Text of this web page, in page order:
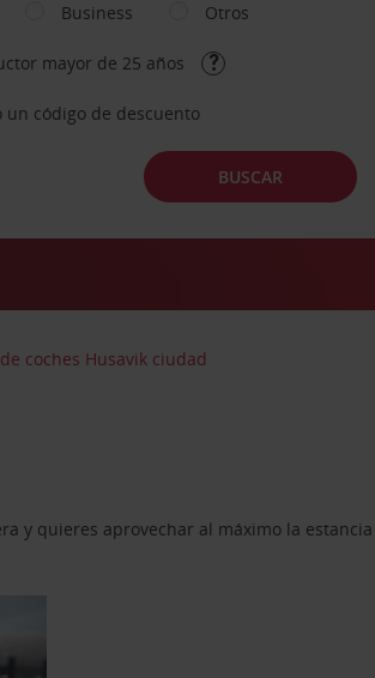
Business Otros
mayor de 25 años
un código de descuento
BUSCAR
coches Husavik ciudad
y quieres aprovechar al máximo la